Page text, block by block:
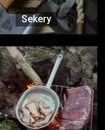
Sekery